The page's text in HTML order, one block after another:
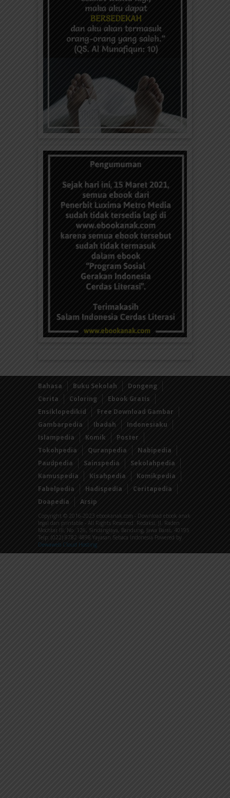
Bahasa Buku Sekolah
Dongeng
Cerita
Coloring
Ebook Gratis
Ensiklopedikid
Free Download Gambar
Gambarpedia
Ibadah
Indonesiaku
Islampedia
Komik
Poster
Tokohpedia
Quranpedia
Nabipedia
Paudpedia
Sainspedia
Sekolahpedia
Kamuspedia
Kisahpedia
Komikpedia
Fabelpedia
Hadispedia
Ceritapedia
Doapedia
Arsip
Copyright © 2016-2023 ebookanak.com - Download ebook anak
legal dan printable - All Rights Reserved. Redaksi: Jl. Raden
Mochtar III, No. 126, Sindanglaya, Bandung, Jawa Barat, 40195
Telp: (022) 8782 4898 Yayasan Sebaca Indonesia Powered by
Dewaweb Cloud Hosting